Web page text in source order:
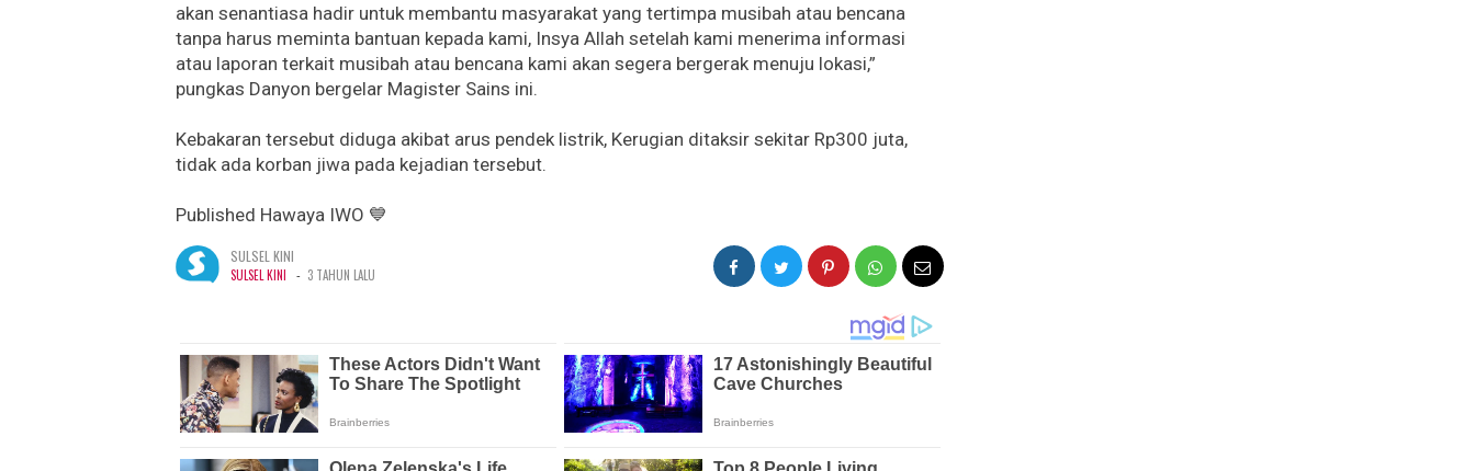
akan senantiasa hadir untuk membantu masyarakat yang tertimpa musibah atau bencana
tanpa harus meminta bantuan kepada kami, Insya Allah setelah kami menerima informasi
atau laporan terkait musibah atau bencana kami akan segera bergerak menuju lokasi,”
pungkas Danyon bergelar Magister Sains ini.
Kebakaran tersebut diduga akibat arus pendek listrik, Kerugian ditaksir sekitar Rp300 juta,
tidak ada korban jiwa pada kejadian tersebut.
Published Hawaya IWO 💙
SULSEL KINI
SULSEL KINI - 3 TAHUN LALU